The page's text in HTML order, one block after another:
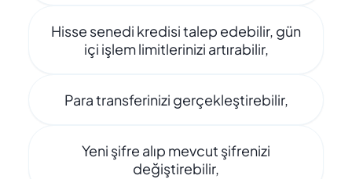
Hisse senedi kredisi talep edebilir, gün
içi işlem limitlerinizi artırabilir,
Para transferinizi gerçekleştirebilir,
Yeni şifre alıp mevcut şifrenizi
değiştirebilir,